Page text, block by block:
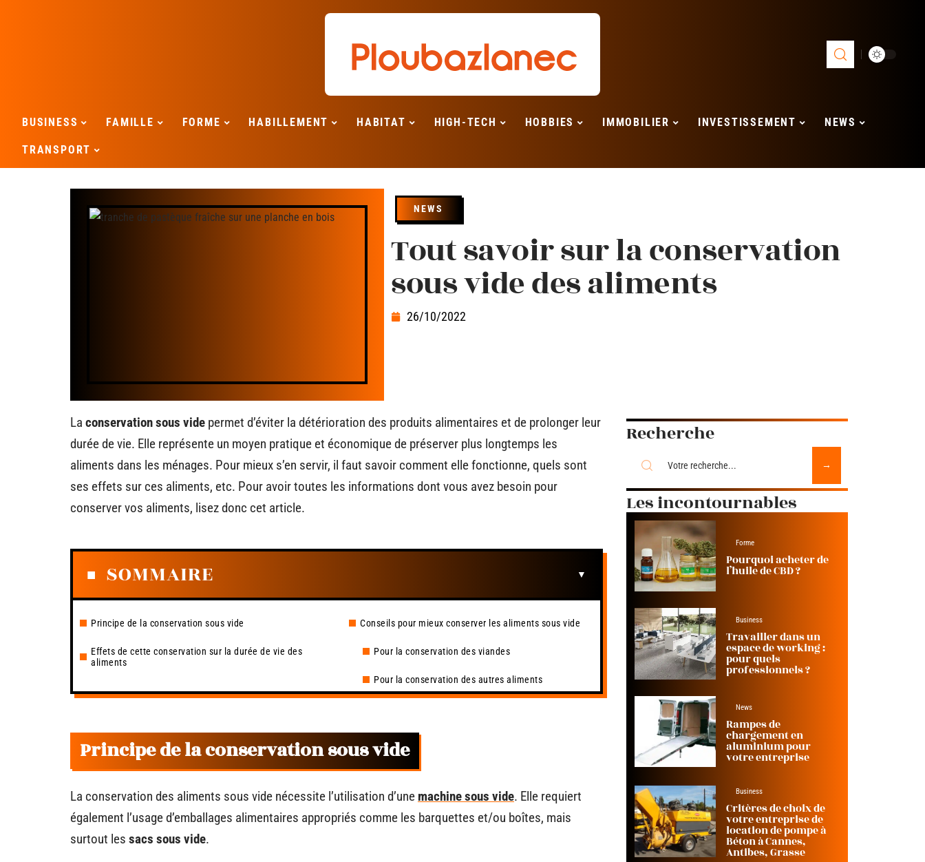
BUSINESS FAMILLE FORME HABILLEMENT HABITAT HIGH-TECH HOBBIES IMMOBILIER INVESTISSEMENT NEWS
TRANSPORT
NEWS
Tout savoir sur la conservation
sous vide des aliments
26/10/2022
La conservation sous vide permet d’éviter la détérioration des produits alimentaires et de prolonger leur
durée de vie. Elle représente un moyen pratique et économique de préserver plus longtemps les
aliments dans les ménages. Pour mieux s’en servir, il faut savoir comment elle fonctionne, quels sont
ses effets sur ces aliments, etc. Pour avoir toutes les informations dont vous avez besoin pour
conserver vos aliments, lisez donc cet article.
SOMMAIRE
Principe de la conservation sous vide
Effets de cette conservation sur la durée de vie des
aliments
Conseils pour mieux conserver les aliments sous vide
Pour la conservation des viandes
Pour la conservation des autres aliments
Principe de la conservation sous vide
La conservation des aliments sous vide nécessite l’utilisation d’une machine sous vide. Elle requiert
également l’usage d’emballages alimentaires appropriés comme les barquettes et/ou boîtes, mais
surtout les sacs sous vide.
Recherche
Les incontournables
Forme
Pourquoi acheter de
l’huile de CBD ?
Business
Travailler dans un
espace de working :
pour quels
professionnels ?
News
Rampes de
chargement en
aluminium pour
votre entreprise
Business
Critères de choix de
votre entreprise de
location de pompe à
Béton à Cannes,
Antibes, Grasse